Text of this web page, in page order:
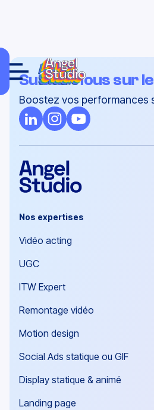
Suivez-nous sur
Boostez vos performances
Nos expertises
Vidéo acting
UGC
ITW Expert
Remontage vidéo
Motion design
Social Ads statique ou GIF
Display statique & animé
Landing page